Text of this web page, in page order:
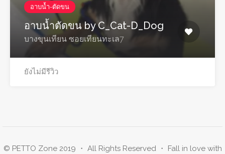
อาบน้ำ-ตัดขน
อาบน้ำตัดขน by C_Cat-D_Dog
บางขุนเทียน ซอยเทียนทะเล7
ยังไม่มีรีวิว
© PETTO Zone 2019 ・ All Rights Reserved ・ Fall in love with